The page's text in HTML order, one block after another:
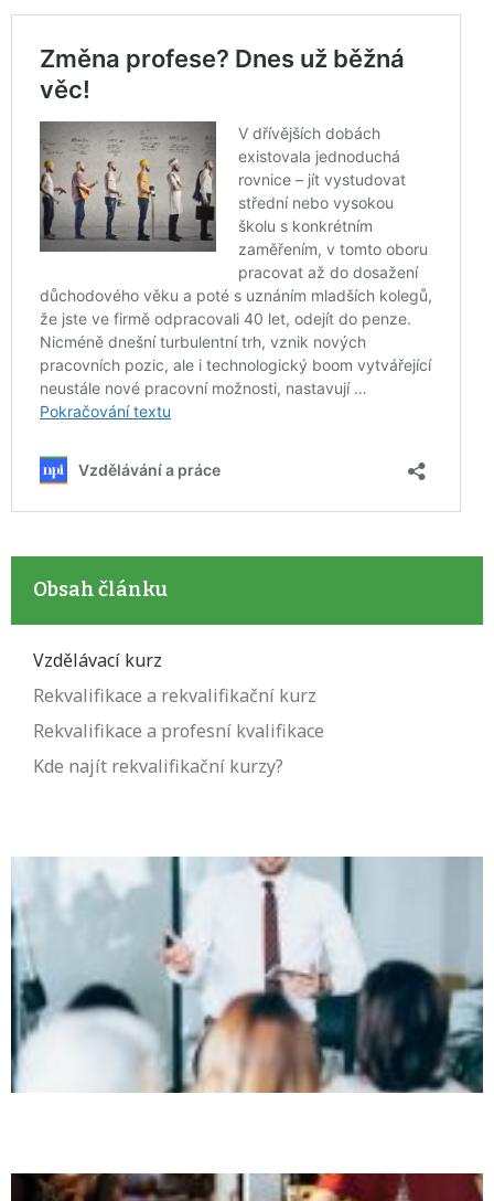
Obsah článku
Vzdělávací kurz
Rekvalifikace a rekvalifikační kurz
Rekvalifikace a profesní kvalifikace
Kde najít rekvalifikační kurzy?